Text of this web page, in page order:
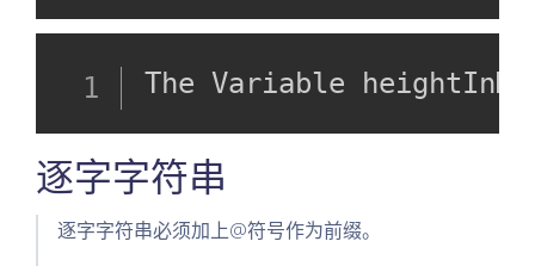
The Variable
逐字字符串
逐字字符串必须加上@符号作为前缀。